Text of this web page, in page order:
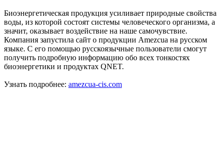
Биоэнергетическая продукция усиливает природные свойства
воды, из которой состоят системы человеческого организма, а
значит, оказывает воздействие на наше самочувствие.
Компания запустила сайт о продукции Amezcua на русском
языке. С его помощью русскоязычные пользователи смогут
получить подробную информацию обо всех тонкостях
биоэнергетики и продуктах QNET.
Узнать подробнее: amezcua-cis.com